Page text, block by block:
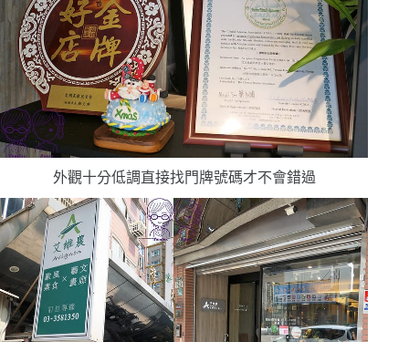
外觀十分低調直接找門牌號碼才不會錯過